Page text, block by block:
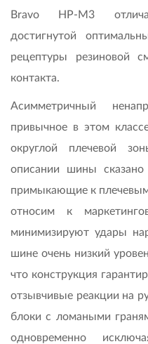
Bravo HP-M3
достигнутой
рецептуры резиновой
контакта.
Асимметричный
привычное в этом
округлой плечевой
описании шины
примыкающие к
относим к
минимизируют удары
шине очень низкий
что конструкция
отзывчивые реакции на
блоки с ломаными
одновременно